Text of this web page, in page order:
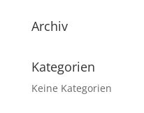
Archiv
Kategorien
Keine Kategorien